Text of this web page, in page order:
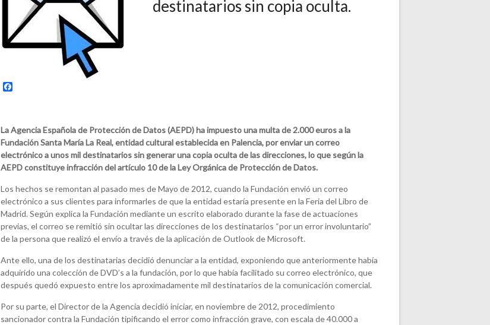
destinatarios sin copia oculta.
F
b
o
o
k
La Agencia Española de Protección de Datos (AEPD) ha impuesto una multa de 2.000 euros a la
Fundación Santa María La Real, entidad cultural establecida en Palencia, por enviar un correo
electrónico a unos mil destinatarios sin generar una copia oculta de las direcciones, lo que según la
AEPD constituye infracción del artículo 10 de la Ley Orgánica de Protección de Datos.
Los hechos se remontan al pasado mes de Mayo de 2012, cuando la Fundación envió un correo
electrónico a sus clientes para informarles de que la entidad estaría presente en la Feria del Libro de
Madrid. Según explica la Fundación mediante un escrito elaborado durante la fase de actuaciones
previas, el correo se remitió sin ocultar las direcciones de los destinatarios “por un error involuntario”
de la persona que realizó el envío a través de la aplicación de Outlook de Microsoft.
Ante ello, una de los destinatarias decidió denunciar a la entidad, exponiendo que anteriormente había
adquirido una colección de DVD’s a la fundación, por lo que había facilitado su correo electrónico, que
después quedó expuesto entre los aproximadamente mil destinatarios de la comunicación comercial.
Por su parte, el Director de la Agencia decidió iniciar, en noviembre de 2012, procedimiento
sancionador contra la Fundación tipificando el error como infracción grave, con escala de 40.000 a